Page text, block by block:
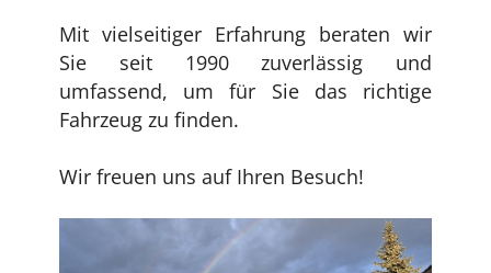
Mit vielseitiger Erfahrung beraten wir
Sie seit 1990 zuverlässig und
umfassend, um für Sie das richtige
Fahrzeug zu finden.
Wir freuen uns auf Ihren Besuch!